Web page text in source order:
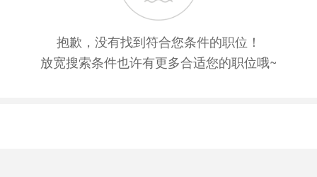
抱歉，没有找到符合您条件的职位！
放宽搜索条件也许有更多合适您的职位哦~